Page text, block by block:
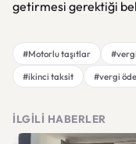
getirmesi gerektiği
#Motorlu taşıtlar
#ikinci taksit
#vergi
İLGILI HABERLER